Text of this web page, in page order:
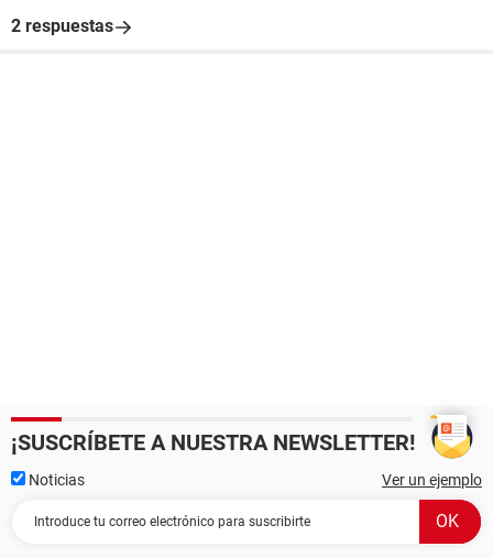
2 respuestas
¡SUSCRÍBETE A NUESTRA NEWSLETTER!
Noticias Ver un ejemplo